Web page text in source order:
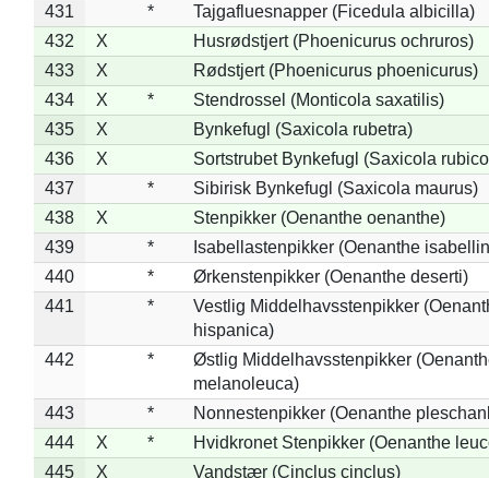
431
*
Tajgafluesnapper (Ficedula albicilla)
432
X
Husrødstjert (Phoenicurus ochruros)
433
X
Rødstjert (Phoenicurus phoenicurus)
434
X *
Stendrossel (Monticola saxatilis)
435
X
Bynkefugl (Saxicola rubetra)
436
X
Sortstrubet Bynkefugl (Saxicola
437
*
Sibirisk Bynkefugl (Saxicola maurus)
438
X
Stenpikker (Oenanthe oenanthe)
439
*
Isabellastenpikker (Oenanthe
440
*
Ørkenstenpikker (Oenanthe deserti)
441
*
Vestlig Middelhavsstenpikker
hispanica)
442
*
Østlig Middelhavsstenpikker
melanoleuca)
443
*
Nonnestenpikker (Oenanthe
444
X *
Hvidkronet Stenpikker (Oenanthe
445
X
Vandstær (Cinclus cinclus)